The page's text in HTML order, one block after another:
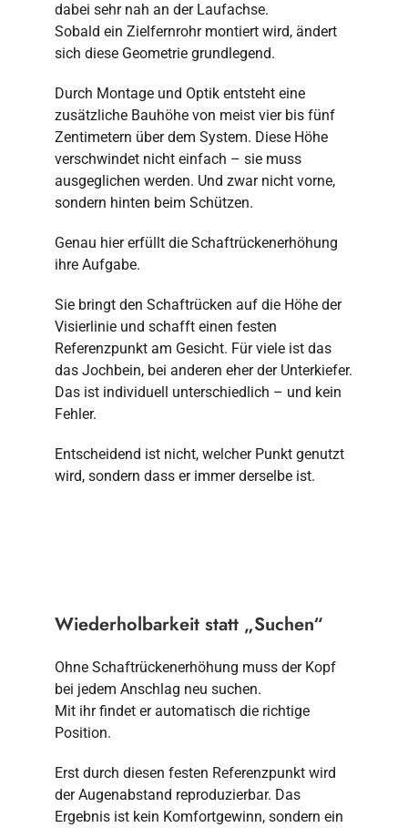
dabei sehr nah an der Laufachse.
Sobald ein Zielfernrohr montiert wird, ändert
sich diese Geometrie grundlegend.
Durch Montage und Optik entsteht eine
zusätzliche Bauhöhe von meist vier bis fünf
Zentimetern über dem System. Diese Höhe
verschwindet nicht einfach – sie muss
ausgeglichen werden. Und zwar nicht vorne,
sondern hinten beim Schützen.
Genau hier erfüllt die Schaftrückenerhöhung
ihre Aufgabe.
Sie bringt den Schaftrücken auf die Höhe der
Visierlinie und schafft einen festen
Referenzpunkt am Gesicht. Für viele ist das
das Jochbein, bei anderen eher der Unterkiefer.
Das ist individuell unterschiedlich – und kein
Fehler.
Entscheidend ist nicht, welcher Punkt genutzt
wird, sondern dass er immer derselbe ist.
Wiederholbarkeit statt „Suchen“
Ohne Schaftrückenerhöhung muss der Kopf
bei jedem Anschlag neu suchen.
Mit ihr findet er automatisch die richtige
Position.
Erst durch diesen festen Referenzpunkt wird
der Augenabstand reproduzierbar. Das
Ergebnis ist kein Komfortgewinn, sondern ein